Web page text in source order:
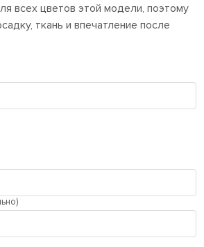
всех цветов этой модели, поэтому
ткань и впечатление после